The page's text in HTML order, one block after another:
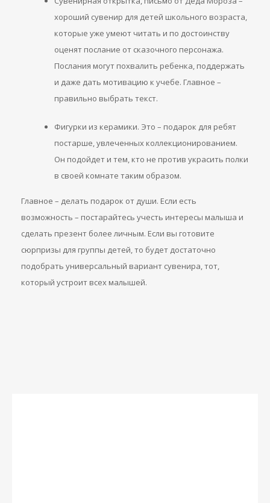
хороший сувенир для детей школьного возраста,
которые уже умеют читать и по достоинству
оценят послание от сказочного персонажа.
Послания могут похвалить ребенка, поддержать
и даже дать мотивацию к учебе. Главное –
правильно выбрать текст.
Фигурки из керамики. Это – подарок для ребят
постарше, увлеченных коллекционированием.
Он подойдет и тем, кто не против украсить полки
в своей комнате таким образом.
Главное – делать подарок от души. Если есть
возможность – постарайтесь учесть интересы малыша и
сделать презент более личным. Если вы готовите
сюрпризы для группы детей, то будет достаточно
подобрать универсальный вариант сувенира, тот,
который устроит всех малышей.